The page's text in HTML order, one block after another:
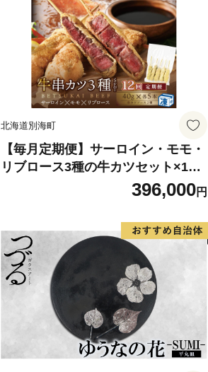
北海道別海町
【毎月定期便】サーロイン・モモ・
リブロース3種の牛カツセット×12
ヵ月【NDM120096】（串あげ処の
396,000円